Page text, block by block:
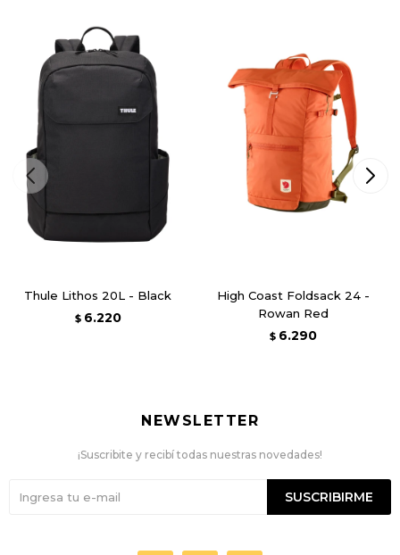
Thule Lithos 20L - Black
$ 6.220
High Coast Foldsack 24 -
Rowan Red
$ 6.290
NEWSLETTER
¡Suscribite y recibí todas nuestras novedades!
SUSCRIBIRME